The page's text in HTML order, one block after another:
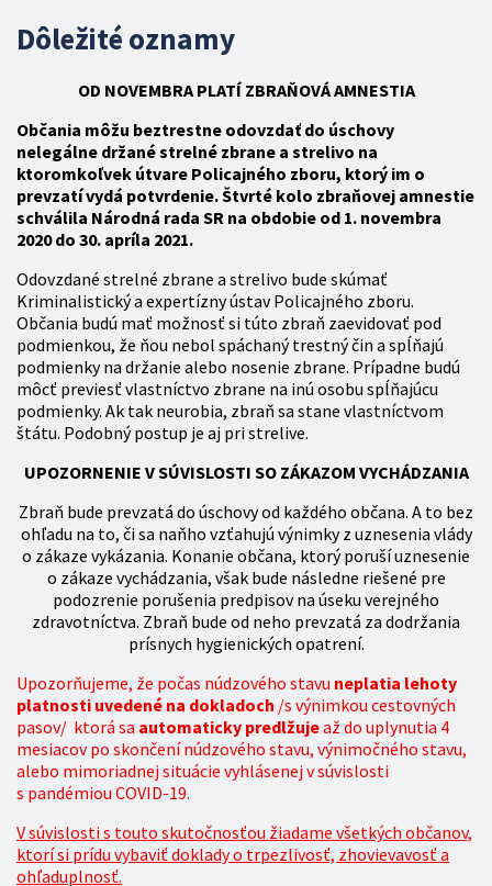
Dôležité oznamy
OD NOVEMBRA PLATÍ ZBRAŇOVÁAMNESTIA
Občania môžu beztrestne odovzdať do úschovy
nelegálne držané strelné zbrane a strelivo na
ktoromkoľvek útvare Policajného zboru, ktorý im o
prevzatí vydá potvrdenie. Štvrté kolo zbraňovej amnestie
schválila Národná rada SR na obdobie od 1. novembra
2020 do 30. apríla 2021.
Odovzdané strelné zbrane a strelivo bude skúmať
Kriminalistický a expertízny ústav Policajného zboru.
Občania budú mať možnosť si túto zbraň zaevidovať pod
podmienkou, že ňou nebol spáchaný trestný čin a spĺňajú
podmienky na držanie alebo nosenie zbrane. Prípadne budú
môcť previesť vlastníctvo zbrane na inú osobu spĺňajúcu
podmienky. Ak tak neurobia, zbraň sa stane vlastníctvom
štátu. Podobný postup je aj pri strelive.
UPOZORNENIE V SÚVISLOSTI SO ZÁKAZOM VYCHÁDZANIA
Zbraň bude prevzatá do úschovy od každého občana. A to bez
ohľadu na to, či sa naňho vzťahujú výnimky z uznesenia vlády
o zákaze vykázania. Konanie občana, ktorý poruší uznesenie
o zákaze vychádzania, však bude následne riešené pre
podozrenie porušenia predpisov na úseku verejného
zdravotníctva. Zbraň bude od neho prevzatá za dodržania
prísnych hygienických opatrení.
Upozorňujeme, že počas núdzového stavu neplatia lehoty
platnosti uvedené na dokladoch /s výnimkou cestovných
pasov/ ktorá sa automaticky predlžujeaž do uplynutia 4
mesiacov po skončení núdzového stavu, výnimočného stavu,
alebo mimoriadnej situácie vyhlásenej v súvislosti
s pandémiou COVID-19.
V súvislosti s touto skutočnosťou žiadame všetkých občanov,
ktorí si prídu vybaviť doklady o trpezlivosť, zhovievavosť a
ohľaduplnosť.